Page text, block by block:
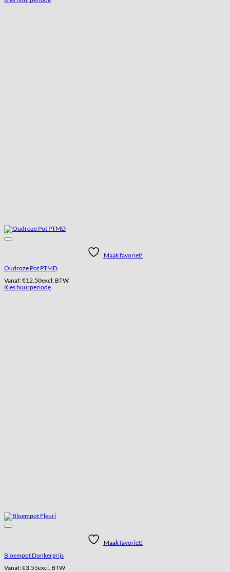
Maak favoriet!
Oudroze Pot PTMD
Vanaf:€12.50excl. BTW
Kies huurperiode
Maak favoriet!
Bloempot Donkergrijs
Vanaf:€3.55excl. BTW